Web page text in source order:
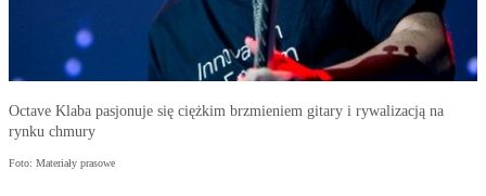
Octave Klaba pasjonuje się ciężkim brzmieniem gitary i rywalizacją na
rynku chmury
Foto: Materiały prasowe